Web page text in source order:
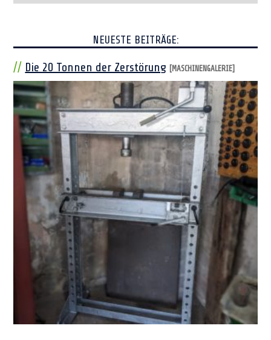
durchsuchen
NEUESTE BEITRÄGE:
Die 20 Tonnen der Zerstörung [MASCHINENGALERIE]